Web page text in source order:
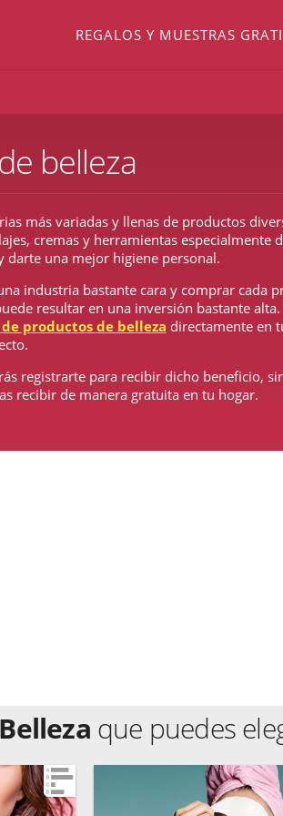
REGALOS Y MUESTRAS
belleza
más variadas y llenas de productos
cremas y herramientas especialmente
darte una mejor higiene personal.
industria bastante cara y comprar cada
resultar en una inversión bastante
productos de belleza directamente en
registrarte para recibir dicho beneficio,
recibir de manera gratuita en tu hogar.
Belleza que puedes